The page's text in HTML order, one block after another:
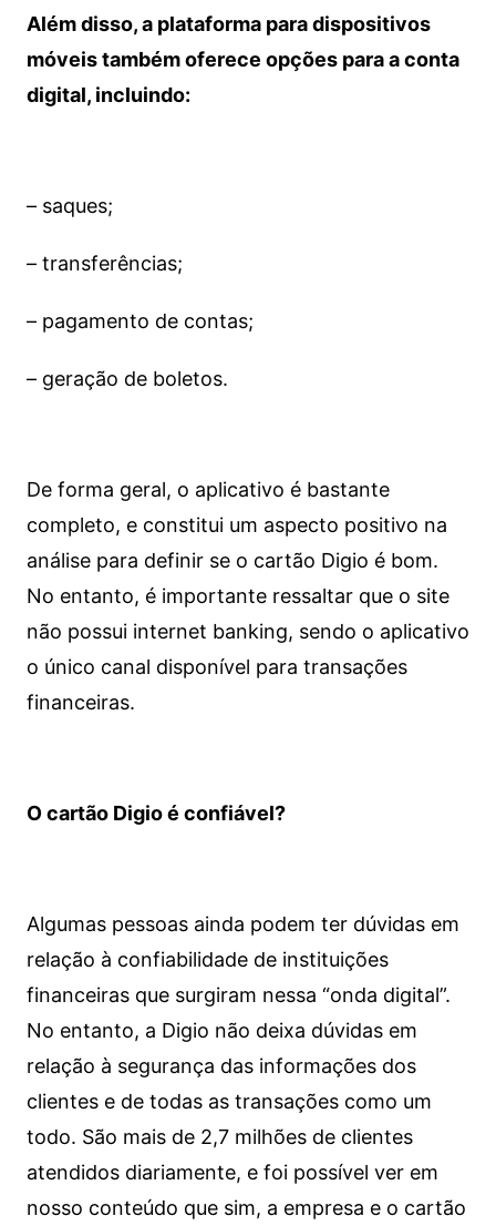
Além disso, a plataforma para dispositivos
móveis também oferece opções para a conta
digital, incluindo:
– saques;
– transferências;
– pagamento de contas;
– geração de boletos.
De forma geral, o aplicativo é bastante
completo, e constitui um aspecto positivo na
análise para definir se o cartão Digio é bom.
No entanto, é importante ressaltar que o site
não possui internet banking, sendo o aplicativo
o único canal disponível para transações
financeiras.
O cartão Digio é confiável?
Algumas pessoas ainda podem ter dúvidas em
relação à confiabilidade de instituições
financeiras que surgiram nessa “onda digital”.
No entanto, a Digio não deixa dúvidas em
relação à segurança das informações dos
clientes e de todas as transações como um
todo. São mais de 2,7 milhões de clientes
atendidos diariamente, e foi possível ver em
nosso conteúdo que sim, a empresa e o cartão